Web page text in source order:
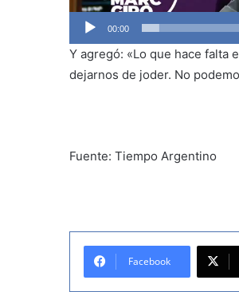
00:00
Y agregó: «Lo que hace falta
dejarnos de joder. No
Fuente: Tiempo Argentino
Facebook